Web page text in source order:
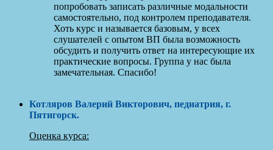
попробовать записать различные модальности
самостоятельно, под контролем преподавателя.
Хоть курс и называется базовым, у всех
слушателей с опытом ВП была возможность
обсудить и получить ответ на интересующие их
практические вопросы. Группа у нас была
замечательная. Спасибо!
Котляров Валерий Викторович, педиатрия, г.
Пятигорск.
Оценка курса: